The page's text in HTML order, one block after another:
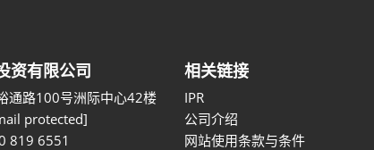
资有限公司
通路100号洲际中心42楼
protected]
819 6551
相关链接
IPR
公司介绍
网站使用条款与条件